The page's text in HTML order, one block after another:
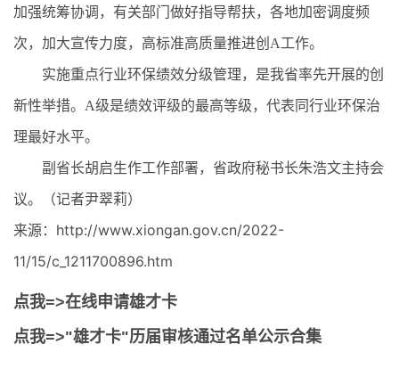
加强统筹协调，有关部门做好指导帮扶，各地加密调度频
次，加大宣传力度，高标准高质量推进创A工作。
实施重点行业环保绩效分级管理，是我省率先开展的创
新性举措。A级是绩效评级的最高等级，代表同行业环保治
理最好水平。
副省长胡启生作工作部署，省政府秘书长朱浩文主持会
议。（记者尹翠莉）
来源：http://www.xiongan.gov.cn/2022-
11/15/c_1211700896.htm
点我=>在线申请雄才卡
点我=>"雄才卡"历届审核通过名单公示合集